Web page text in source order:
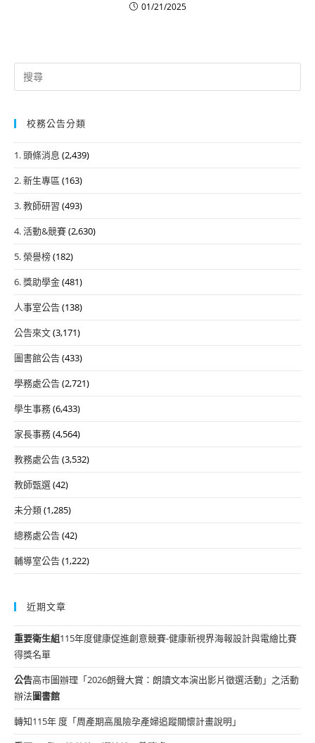
01/21/2025
Search
for:
校務公告分類
1. 頭條消息 (2,439)
2. 新生專區 (163)
3. 教師研習 (493)
4. 活動&競賽(2,630)
5. 榮譽榜(182)
6. 獎助學金(481)
人事室公告(138)
公告來文(3,171)
圖書館公告(433)
學務處公告(2,721)
學生事務(6,433)
家長事務(4,564)
教務處公告(3,532)
教師甄選(42)
未分類(1,285)
總務處公告(42)
輔導室公告(1,222)
近期文章
重要衛生組115年度健康促進創意競賽-健康新視界海報設計與電繪比賽
得獎名單
公告高市圖辦理「2026朗聲大賞：朗讀文本演出影片徵選活動」之活動
辦法圖書館
轉知115年 度「周產期高風險孕產婦追蹤關懷計畫說明」